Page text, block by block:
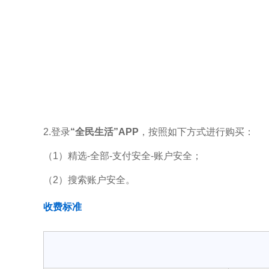
2.登录“全民生活”APP ，按照如下方式进行购买：
（1）精选-全部-支付安全-账户安全；
（2）搜索账户安全。
收费标准